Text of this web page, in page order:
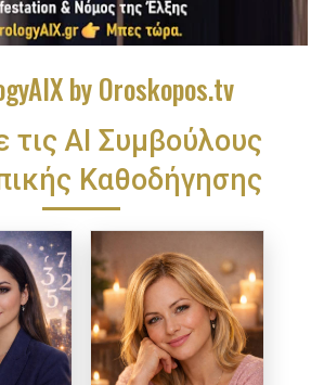
by Oroskopos.tv
τις ΑΙ Συμβούλους
Καθοδήγησης